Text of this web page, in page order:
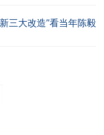
三大改造”看当年陈毅